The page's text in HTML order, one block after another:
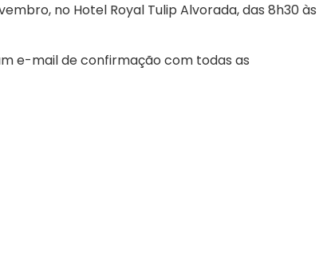
no Hotel Royal Tulip Alvorada, das 8h30 às
e-mail de confirmação com todas as